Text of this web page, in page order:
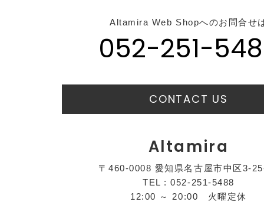
Altamira Web Shopへのお問合せ
052-251-
CONTACT US
Altamira
〒460-0008 愛知県名古屋市中区3-
TEL : 052-251-5488
12:00 ～ 20:00 火曜定休